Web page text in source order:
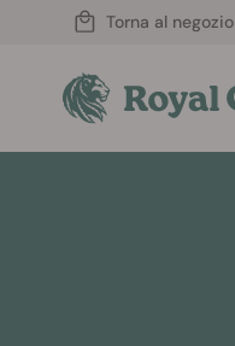
Torna al negozio